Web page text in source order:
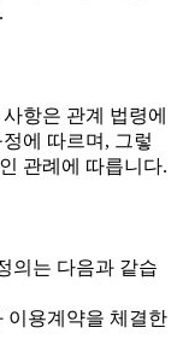
항은 관계 법령에
에 따르며, 그렇
관례에 따릅니다.
의는 다음과 같습
용계약을 체결한